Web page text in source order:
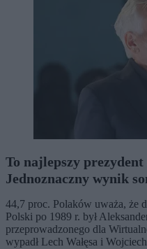
To najlepszy
Jednoznaczny wynik
44,7 proc. Polaków uważa, że
Polski po 1989 r. był
przeprowadzonego dla
wypadł Lech Wałęsa i